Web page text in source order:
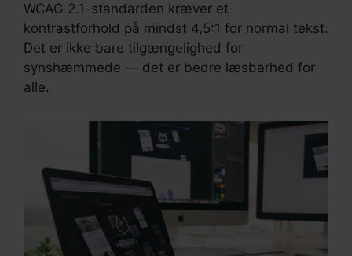
WCAG 2.1-standarden kræver et
kontrastforhold på mindst 4,5:1 for normal tekst.
Det er ikke bare tilgængelighed for
synshæmmede — det er bedre læsbarhed for
alle.